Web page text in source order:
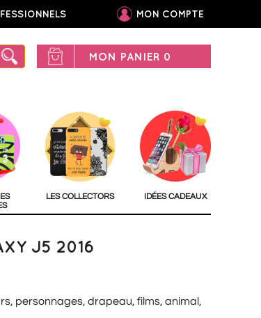
MON COMPTE
MON PANIER 0
LES COLLECTORS IDÉES CADEAUX
J5 2016
personnages, drapeau, films, animal,